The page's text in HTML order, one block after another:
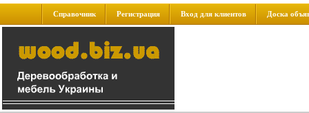
Справочник Регистрация Вход для клиентов Доска